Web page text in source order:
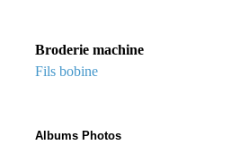
Broderie machine
Fils bobine
Albums Photos